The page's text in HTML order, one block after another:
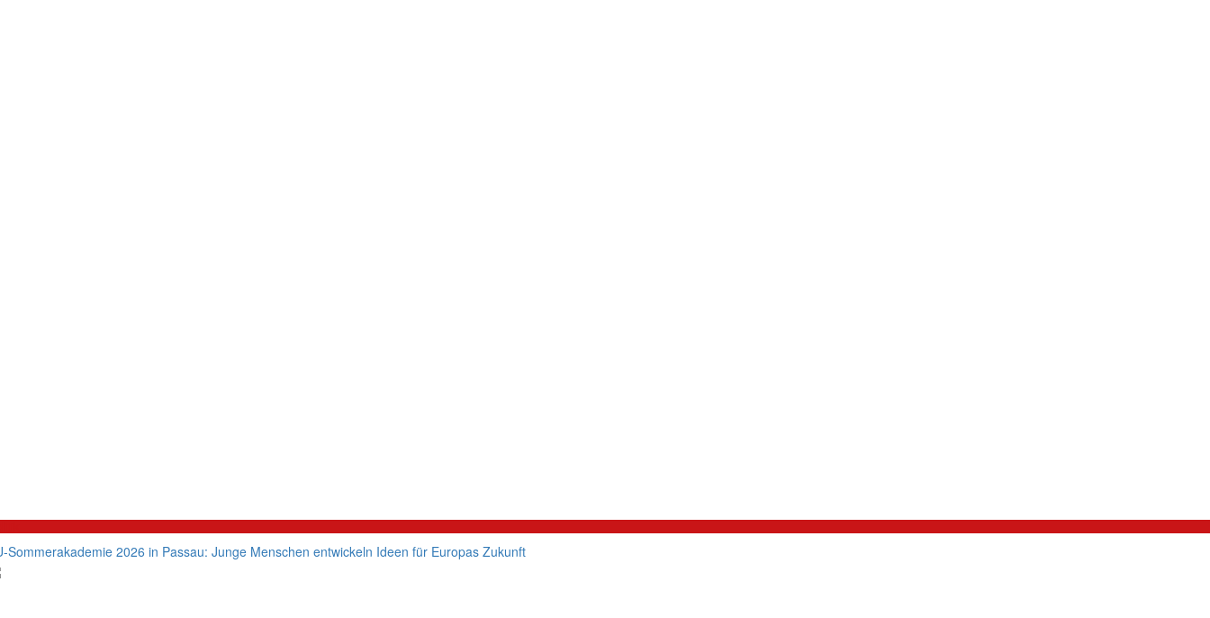
Sommerakademie 2026 in Passau: Junge Menschen entwickeln Ideen für Europas Zukunft